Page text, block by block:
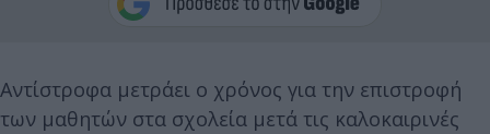
Αντίστροφα μετράει ο χρόνος για την επιστροφή
των μαθητών στα σχολεία μετά τις καλοκαιρινές